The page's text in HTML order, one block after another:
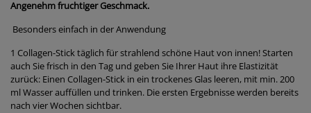
Angenehm fruchtiger Geschmack.
Besonders einfach in der Anwendung
1 Collagen-Stick täglich für strahlend schöne Haut von innen! Starten
auch Sie frisch in den Tag und geben Sie Ihrer Haut ihre Elastizität
zurück: Einen Collagen-Stick in ein trockenes Glas leeren, mit min. 200
ml Wasser auffüllen und trinken. Die ersten Ergebnisse werden bereits
nach vier Wochen sichtbar.